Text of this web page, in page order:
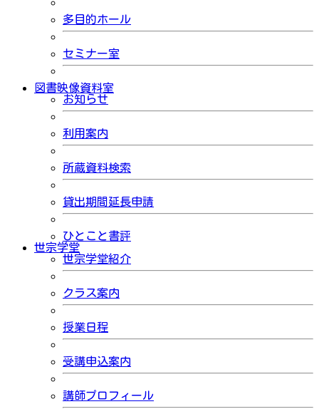
多目的ホール
セミナー室
図書映像資料室
お知らせ
利用案内
所蔵資料検索
貸出期間延長申請
ひとこと書評
世宗学堂
世宗学堂紹介
クラス案内
授業日程
受講申込案内
講師プロフィール